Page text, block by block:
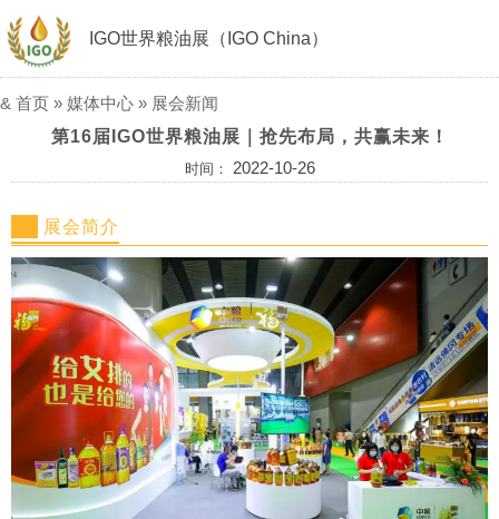
IGO世界粮油展（IGO China）
& 首页 » 媒体中心 » 展会新闻
第16届IGO世界粮油展｜抢先布局，共赢未来！
时间： 2022-10-26
展会简介